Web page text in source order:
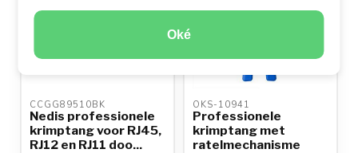
Oké
CCGG89510BK
Nedis professionele
krimptang voor RJ45,
RJ12 en RJ11 doo...
OKS-10941
Professionele
krimptang met
ratelmechanisme